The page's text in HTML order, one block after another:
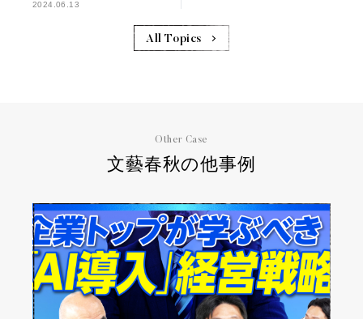
2024.06.13
All Topics
Other Case
文藝春秋の他事例